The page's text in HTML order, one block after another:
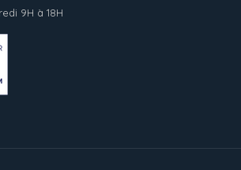
9H à 18H